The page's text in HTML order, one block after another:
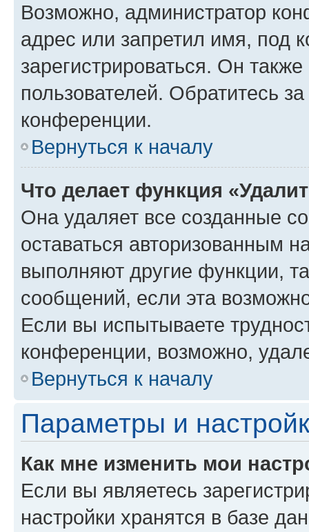
Возможно, администратор
адрес или запретил имя, под
зарегистрироваться. Он
пользователей. Обратитесь
конференции.
Вернуться к началу
Что делает функция
Она удаляет все созданные
оставаться авторизованным
выполняют другие функции,
сообщений, если эта
Если вы испытываете
конференции, возможно,
Вернуться к началу
Параметры и
Как мне изменить мои
Если вы являетесь
настройки хранятся в базе